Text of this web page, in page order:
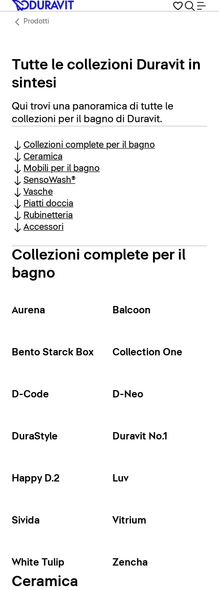
Prodotti
Tutte le collezioni Duravit in
sintesi
Qui trovi una panoramica di tutte le
collezioni per il bagno di Duravit.
Collezioni complete per il bagno
Ceramica
Mobili per il bagno
SensoWash®
Vasche
Piatti doccia
Rubinetteria
Accessori
Collezioni complete per il
bagno
Aurena Balcoon
Bento Starck Box Collection One
D-Code D-Neo
DuraStyle Duravit No.1
Happy D.2 Luv
Sivida Vitrium
White Tulip Zencha
Ceramica